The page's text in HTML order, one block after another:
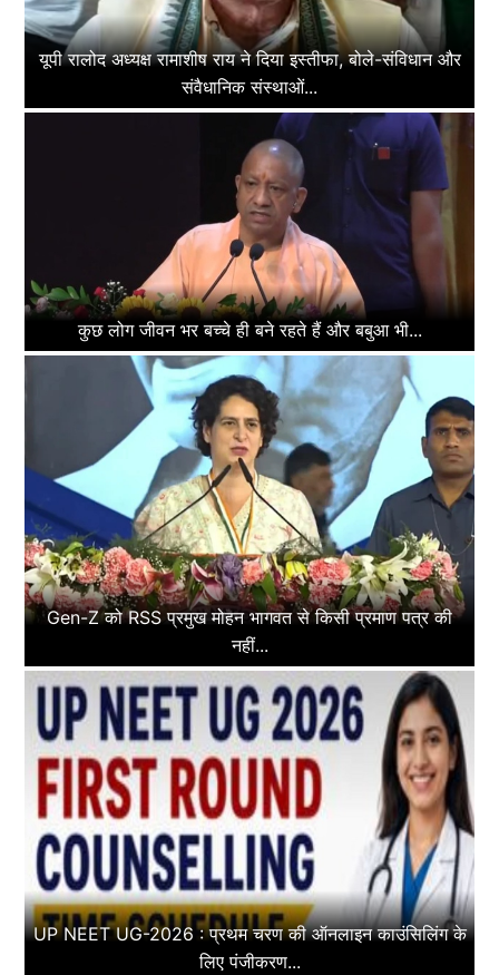
यूपी रालोद अध्यक्ष रामाशीष राय ने दिया इस्तीफा, बोले-संविधान और
संवैधानिक संस्थाओं...
कुछ लोग जीवन भर बच्चे ही बने रहते हैं और बबुआ भी...
Gen-Z को RSS प्रमुख मोहन भागवत से किसी प्रमाण पत्र की
नहीं...
UP NEET UG-2026 : प्रथम चरण की ऑनलाइन काउंसिलिंग के
लिए पंजीकरण...